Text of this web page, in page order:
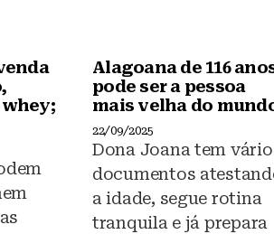
Alagoana de 116
pode ser a pessoa
mais velha do
22/09/2025
Dona Joana tem
documentos
a idade, segue rotina
tranquila e já prepara